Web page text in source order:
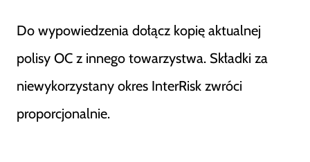
Do wypowiedzenia dołącz kopię aktualnej
polisy OC z innego towarzystwa. Składki za
niewykorzystany okres InterRisk zwróci
proporcjonalnie.